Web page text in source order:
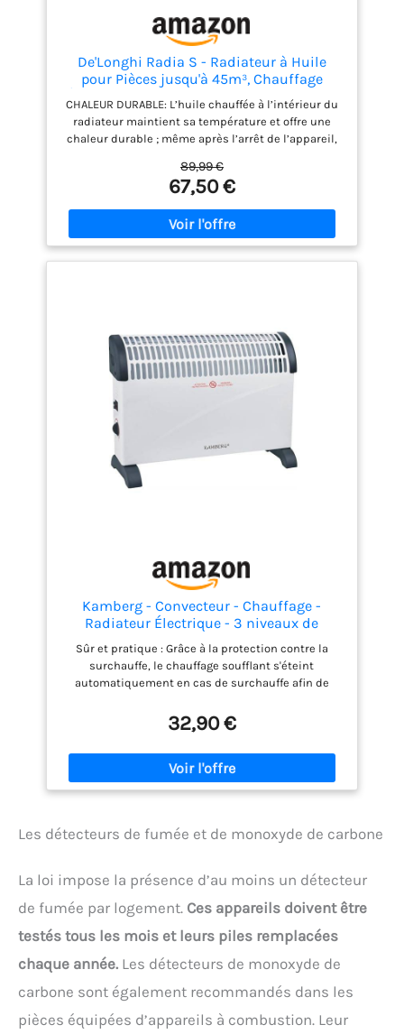
De'Longhi Radia S - Radiateur à Huile
pour Pièces jusqu'à 45m³, Chauffage
Électrique avec Thermostat de Sécurité, 7
Éléments, Chauffage Personnalisé avec
Antigel, Portable, 1500W, Blanc (TRRS0715)
CHALEUR DURABLE: L’huile chauffée à l’intérieur du
radiateur maintient sa température et offre une
chaleur durable ; même après l’arrêt de l’appareil,
un moment TECHNOLOGIE REAL ENERGY: Optimise
l’efficacité en augmentant progressivement la
chaleur jusqu’à atteindre la température souhaitée,
permettant de chauffer la maison plus rapidement
et à moindre coût CHALEUR SILENCIEUSE: Profitez
d’un chauffage silencieux qui se diffuse
souhaitée dans la pièce, offrant un contrôle total de
la température et de la puissance FACILE À
DÉPLACER: Grâce aux roulettes pivotantes à 360° et
déplace très facilement d’une pièce à l’autre,
apportant de la chaleur là où vous en avez besoin
89,99 €
67,50 €
Kamberg - Convecteur - Chauffage -
Radiateur Électrique - 3 niveaux de
puissance avec Thermostat - Chauffage
silencieux, rapide à faible consommation
- 2000 W - Blanc
Sûr et pratique : Grâce à la protection contre la
surchauffe, le chauffage soufflant s'éteint
automatiquement en cas de surchauffe afin de
permettent de visualiser l'état de fonctionnement
Puissant et économe en énergie : 2 interrupteurs
pour régler la puissance sur 3 niveaux : 750 W, 1250
W et 2000 W (les 2 interrupteurs sont ON). Bouton
thermostatique pour le réglage continu de
qualité font que ce radiateur électrique se
pendant que vous dormez, lisez ou travaillez. Il est
idéal pour chambre, salon, bureau, etc. Léger et
portable : Avec des poignées encastrées des deux
(52x33,5x10,7 cm) et un faible poids (environ 2,55
kg), le chauffage électrique économique est facile à
transporter, à utiliser et à range Inclus dans la
livraison : Ce chauffage à convection est livré avec 2
d'utilisation. Lors du montage, il suffira de visser les
32,90 €
Les détecteurs de fumée et de monoxyde de carbone
La loi impose la présence d’au moins un détecteur
de fumée par logement. Ces appareils doivent être
testés tous les mois et leurs piles remplacées
chaque année. Les détecteurs de monoxyde de
carbone sont également recommandés dans les
pièces équipées d’appareils à combustion. Leur